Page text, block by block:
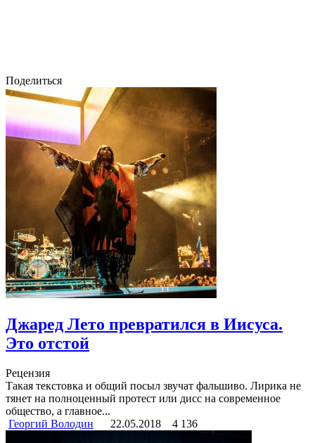
Поделиться
Джаред Лето превратился в Иисуса.
Это отстой
Рецензия
Такая текстовка и общий посыл звучат фальшиво. Лирика не
тянет на полноценный протест или дисс на современное
общество, а главное...
Георгий Володин
22.05.2018 4 136